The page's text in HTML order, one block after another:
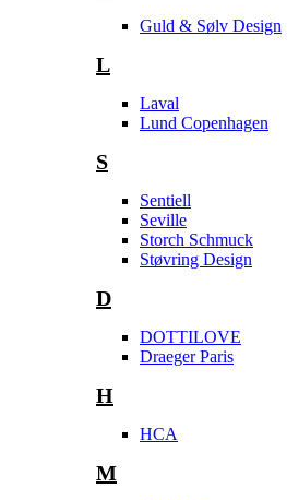
Guld & Sølv Design
L
Laval
Lund Copenhagen
S
Sentiell
Seville
Storch Schmuck
Støvring Design
D
DOTTILOVE
Draeger Paris
H
HCA
M